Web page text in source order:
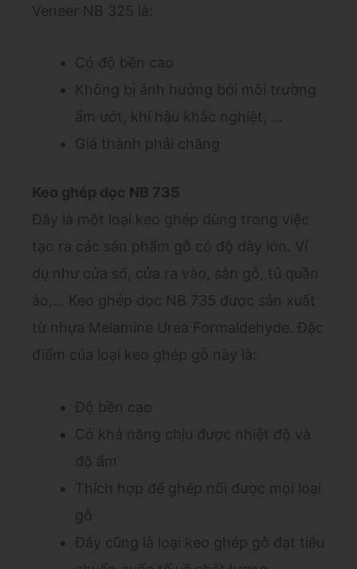
Veneer NB 325 là:
Có độ bền cao
Không bị ảnh hưởng bởi môi trường
ẩm ướt, khí hậu khắc nghiệt, …
Giá thành phải chăng
Keo ghép dọc NB 735
Đây là một loại keo ghép dùng trong việc
tạo ra các sản phẩm gỗ có độ dày lớn. Ví
dụ như cửa sổ, cửa ra vào, sàn gỗ, tủ quần
áo,… Keo ghép dọc NB 735 được sản xuất
từ nhựa Melamine Urea Formaldehyde. Đặc
điểm của loại keo ghép gỗ này là:
Độ bền cao
Có khả năng chịu được nhiệt độ và
độ ẩm
Thích hợp để ghép nối được mọi loại
gỗ
Đây cũng là loại keo ghép gỗ đạt tiêu